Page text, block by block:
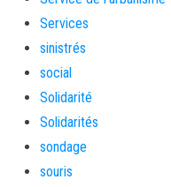
Services
sinistrés
social
Solidarité
Solidarités
sondage
souris